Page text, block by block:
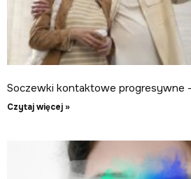
Soczewki kontaktowe progresywne
Czytaj więcej »